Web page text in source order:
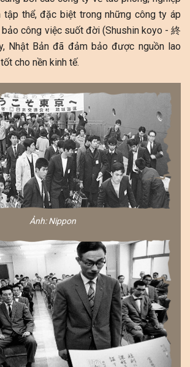
thể, đặc biệt trong những công ty áp
công việc suốt đời (Shushin koyo - 終
Nhật Bản đã đảm bảo được nguồn lao
cho nền kinh tế.
Ảnh: Nippon